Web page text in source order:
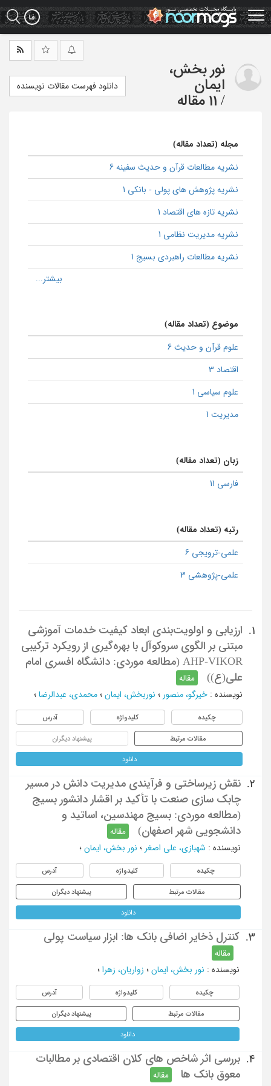
Skip
to
main
نور بخش،
ایمان
/ 11 مقاله
دانلود فهرست مقالات نویسنده
مجله (تعداد مقاله)
نشریه مطالعات قرآن و حدیث سفینه 6
نشریه پژوهش های پولی - بانکی 1
نشریه تازه‌ های اقتصاد 1
نشریه مدیریت نظامی 1
نشریه مطالعات راهبردی بسیج 1
موضوع (تعداد مقاله)
علوم قرآن و حدیث 6
اقتصاد 3
علوم سیاسی 1
مدیریت 1
زبان (تعداد مقاله)
فارسی 11
رتبه (تعداد مقاله)
علمی-ترویجی 6
علمی-پژوهشی 3
1.
ارزیابی و اولویت‌بندی ابعاد کیفیت خدمات آموزشی
مبتنی بر الگوی سروکوآل با بهره‌گیری از رویکرد ترکیبی
AHP-VIKOR (مطالعه موردی: دانشگاه افسری امام
علی(ع))
مقاله
نویسنده : خیرگو، منصور ؛ نوربخش، ایمان ؛ محمدی، عبدالرضا ؛
چکیده کلیدواژه آدرس
مقالات مرتبط پیشنهاد دیگران
دانلود
2.
نقش زیرساختی و فرآیندی مدیریت دانش در مسیر
چابک سازی صنعت با تأکید بر اقشار دانشور بسیج
(مطالعه موردی: بسیج مهندسین، اساتید و
دانشجویی شهر اصفهان)
مقاله
نویسنده : شهبازی، علی اصغر ؛ نور بخش، ایمان ؛
چکیده کلیدواژه آدرس
مقالات مرتبط پیشنهاد دیگران
دانلود
3. کنترل ذخایر اضافی بانک ها: ابزار سیاست پولی
مقاله
نویسنده : نور بخش، ایمان ؛ زواریان، زهرا ؛
چکیده کلیدواژه آدرس
مقالات مرتبط پیشنهاد دیگران
دانلود
4.
بررسی اثر شاخص های کلان اقتصادی بر مطالبات
معوق بانک ها
مقاله